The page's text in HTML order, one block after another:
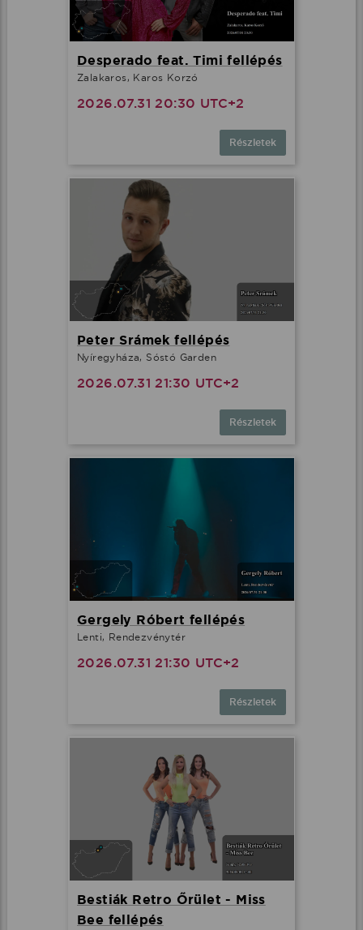
Desperado feat. Timi fellépés
Zalakaros, Karos Korzó
2026.07.31 20:30 UTC+2
Részletek
Peter Srámek fellépés
Nyíregyháza, Sóstó Garden
2026.07.31 21:30 UTC+2
Részletek
Gergely Róbert fellépés
Lenti, Rendezvénytér
2026.07.31 21:30 UTC+2
Részletek
Bestiák Retro Őrület - Miss
Bee fellépés